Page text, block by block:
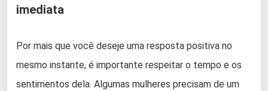
imediata
Por mais que você deseje uma resposta positiva no
mesmo instante, é importante respeitar o tempo e os
sentimentos dela. Algumas mulheres precisam de um